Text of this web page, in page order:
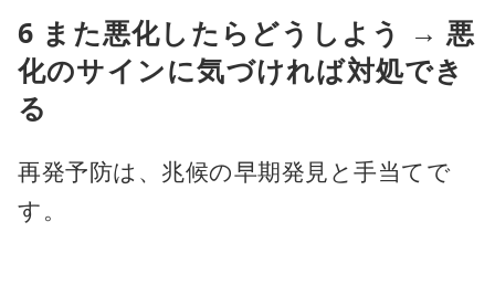
6 また悪化したらどうしよう → 悪
化のサインに気づければ対処でき
る
再発予防は、兆候の早期発見と手当てで
す。